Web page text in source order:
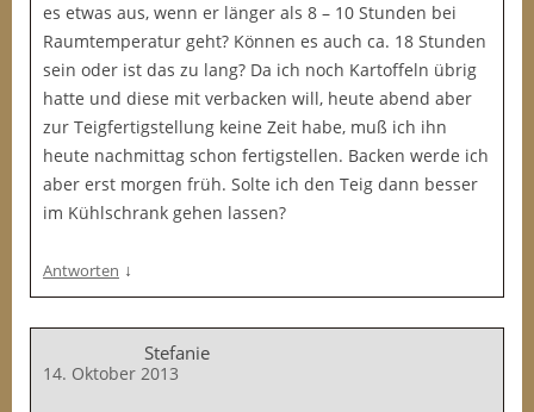
es etwas aus, wenn er länger als 8 – 10 Stunden bei
Raumtemperatur geht? Können es auch ca. 18 Stunden
sein oder ist das zu lang? Da ich noch Kartoffeln übrig
hatte und diese mit verbacken will, heute abend aber
zur Teigfertigstellung keine Zeit habe, muß ich ihn
heute nachmittag schon fertigstellen. Backen werde ich
aber erst morgen früh. Solte ich den Teig dann besser
im Kühlschrank gehen lassen?
Antworten ↓
Stefanie
14. Oktober 2013